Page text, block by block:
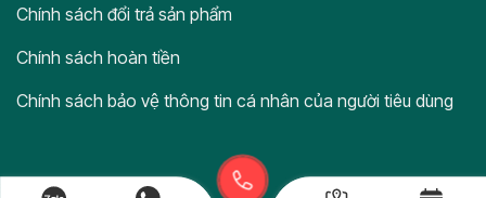
Chính sách đổi trả sản phẩm
Chính sách hoàn tiền
Chính sách bảo vệ thông tin cá nhân của người tiêu dùng